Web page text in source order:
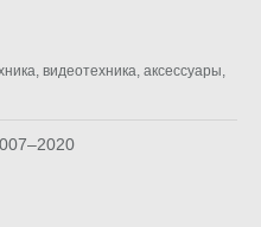
видеотехника, аксессуары,